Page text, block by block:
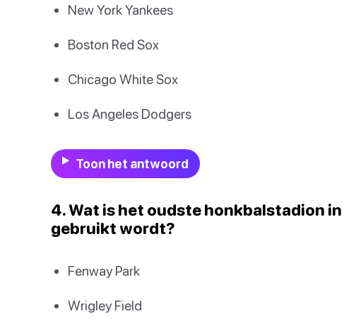
New York Yankees
Boston Red Sox
Chicago White Sox
Los Angeles Dodgers
Toon het antwoord
4. Wat is het oudste honkbalstadion
gebruikt wordt?
Fenway Park
Wrigley Field